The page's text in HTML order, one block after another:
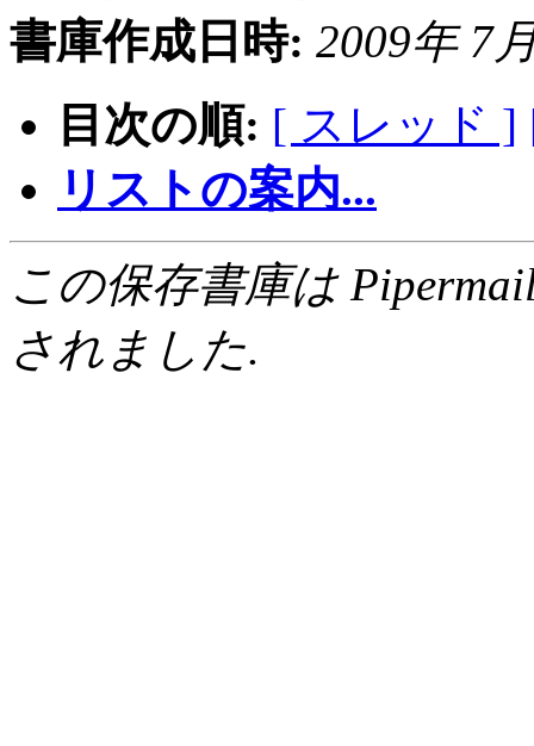
書庫作成日時: 2009年 7
目次の順: [ スレッド ]
リストの案内...
この保存書庫は
されました.